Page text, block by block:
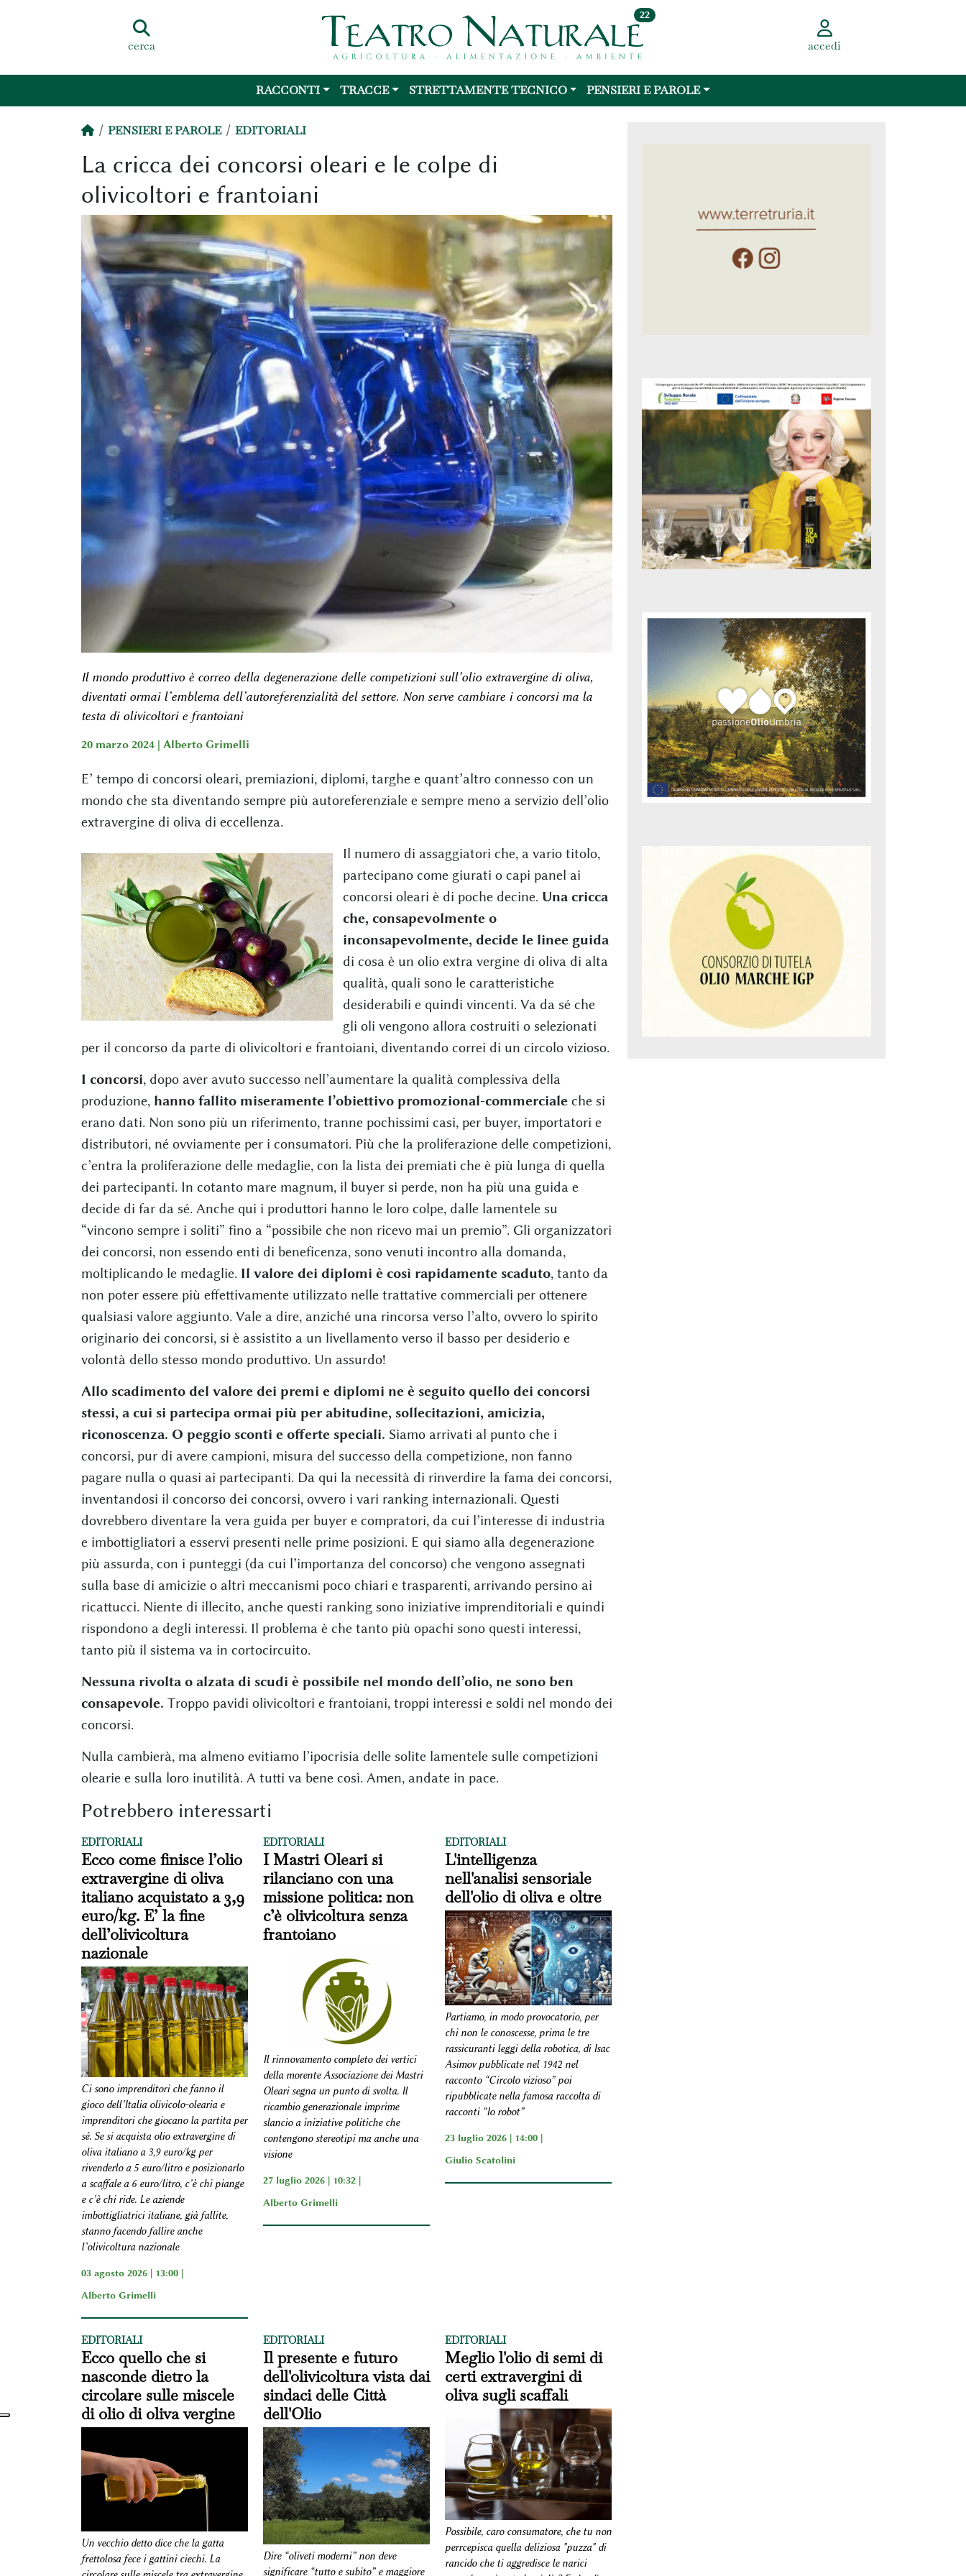
cerca
22
accedi
RACCONTI TRACCE STRETTAMENTE TECNICO PENSIERI E PAROLE
PENSIERI E PAROLE EDITORIALI
La cricca dei concorsi oleari e le colpe di
olivicoltori e frantoiani
Il mondo produttivo è correo della degenerazione delle competizioni sull’olio extravergine di oliva,
diventati ormai l’emblema dell’autoreferenzialità del settore. Non serve cambiare i concorsi ma la
testa di olivicoltori e frantoiani
20 marzo 2024 | Alberto Grimelli
E’ tempo di concorsi oleari, premiazioni, diplomi, targhe e quant’altro connesso con un
mondo che sta diventando sempre più autoreferenziale e sempre meno a servizio dell’olio
extravergine di oliva di eccellenza.
Il numero di assaggiatori che, a vario titolo,
partecipano come giurati o capi panel ai
concorsi oleari è di poche decine. Una cricca
che, consapevolmente o
inconsapevolmente, decide le linee guida
di cosa è un olio extra vergine di oliva di alta
qualità, quali sono le caratteristiche
desiderabili e quindi vincenti. Va da sé che
gli oli vengono allora costruiti o selezionati
per il concorso da parte di olivicoltori e frantoiani, diventando correi di un circolo vizioso.
I concorsi, dopo aver avuto successo nell’aumentare la qualità complessiva della
produzione, hanno fallito miseramente l’obiettivo promozional-commercialeche si
erano dati. Non sono più un riferimento, tranne pochissimi casi, per buyer, importatori e
distributori, né ovviamente per i consumatori. Più che la proliferazione delle competizioni,
c’entra la proliferazione delle medaglie, con la lista dei premiati che è più lunga di quella
dei partecipanti. In cotanto mare magnum, il buyer si perde, non ha più una guida e
decide di far da sé. Anche qui i produttori hanno le loro colpe, dalle lamentele su
“vincono sempre i soliti” fino a “possibile che non ricevo mai un premio”. Gli organizzatori
dei concorsi, non essendo enti di beneficenza, sono venuti incontro alla domanda,
moltiplicando le medaglie. Il valore dei diplomi è così rapidamente scaduto, tanto da
non poter essere più effettivamente utilizzato nelle trattative commerciali per ottenere
qualsiasi valore aggiunto. Vale a dire, anziché una rincorsa verso l’alto, ovvero lo spirito
originario dei concorsi, si è assistito a un livellamento verso il basso per desiderio e
volontà dello stesso mondo produttivo. Un assurdo!
Allo scadimento del valore dei premi e diplomi ne è seguito quello dei concorsi
stessi, a cui si partecipa ormai più per abitudine, sollecitazioni, amicizia,
riconoscenza. O peggio sconti e offerte speciali. Siamo arrivati al punto che i
concorsi, pur di avere campioni, misura del successo della competizione, non fanno
pagare nulla o quasi ai partecipanti. Da qui la necessità di rinverdire la fama dei concorsi,
inventandosi il concorso dei concorsi, ovvero i vari ranking internazionali. Questi
dovrebbero diventare la vera guida per buyer e compratori, da cui l’interesse di industria
e imbottigliatori a esservi presenti nelle prime posizioni. E qui siamo alla degenerazione
più assurda, con i punteggi (da cui l’importanza del concorso) che vengono assegnati
sulla base di amicizie o altri meccanismi poco chiari e trasparenti, arrivando persino ai
ricattucci. Niente di illecito, anche questi ranking sono iniziative imprenditoriali e quindi
rispondono a degli interessi. Il problema è che tanto più opachi sono questi interessi,
tanto più il sistema va in cortocircuito.
Nessuna rivolta o alzata di scudi è possibile nel mondo dell’olio, ne sono ben
consapevole. Troppo pavidi olivicoltori e frantoiani, troppi interessi e soldi nel mondo dei
concorsi.
Nulla cambierà, ma almeno evitiamo l’ipocrisia delle solite lamentele sulle competizioni
olearie e sulla loro inutilità. A tutti va bene così. Amen, andate in pace.
Potrebbero interessarti
EDITORIALI
Ecco come finisce l’olio
extravergine di oliva
italiano acquistato a 3,9
euro/kg. E’ la fine
dell’olivicoltura
nazionale
Ci sono imprenditori che fanno il
gioco dell’Italia olivicolo-olearia e
imprenditori che giocano la partita per
sé. Se si acquista olio extravergine di
oliva italiano a 3,9 euro/kg per
rivenderlo a 5 euro/litro e posizionarlo
a scaffale a 6 euro/litro, c’è chi piange
e c’è chi ride. Le aziende
imbottigliatrici italiane, già fallite,
stanno facendo fallire anche
l’olivicoltura nazionale
03 agosto 2026 | 13:00 |
Alberto Grimelli
EDITORIALI
I Mastri Oleari si
rilanciano con una
missione politica: non
c’è olivicoltura senza
frantoiano
Il rinnovamento completo dei vertici
della morente Associazione dei Mastri
Oleari segna un punto di svolta. Il
ricambio generazionale imprime
slancio a iniziative politiche che
contengono stereotipi ma anche una
visione
27 luglio 2026 | 10:32 |
Alberto Grimelli
EDITORIALI
L'intelligenza
nell'analisi sensoriale
dell'olio di oliva e oltre
Partiamo, in modo provocatorio, per
chi non le conoscesse, prima le tre
rassicuranti leggi della robotica, di Isac
Asimov pubblicate nel 1942 nel
racconto “Circolo vizioso” poi
ripubblicate nella famosa raccolta di
racconti “Io robot”
23 luglio 2026 | 14:00 |
Giulio Scatolini
EDITORIALI
Ecco quello che si
nasconde dietro la
circolare sulle miscele
di olio di oliva vergine
Un vecchio detto dice che la gatta
frettolosa fece i gattini ciechi. La
EDITORIALI
Il presente e futuro
dell'olivicoltura vista dai
sindaci delle Città
dell'Olio
Dire “oliveti moderni” non deve
significare “tutto e subito” e maggiore
EDITORIALI
Meglio l'olio di semi di
certi extravergini di
oliva sugli scaffali
Possibile, caro consumatore, che tu non
perrcepisca quella deliziosa "puzza" di
rancido che ti aggredisce le narici